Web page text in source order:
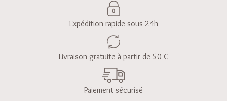
Expédition rapide sous 24h
Livraison gratuite à partir de 50 €
Paiement sécurisé